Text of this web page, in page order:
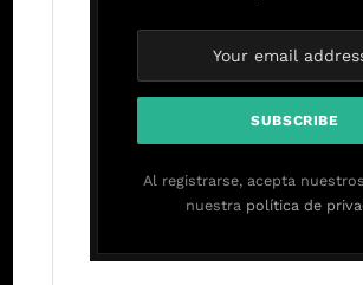
Al registrarse, acepta
nuestra política de